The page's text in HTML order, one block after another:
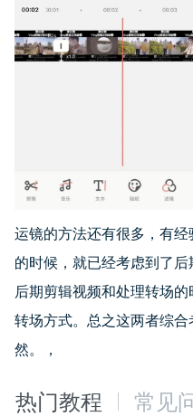
运镜的方法还有很多，有
的时候，就已经考虑到了
后期剪辑视频和处理转场
转场方式。总之这两者综
然。，
热门教程 常见